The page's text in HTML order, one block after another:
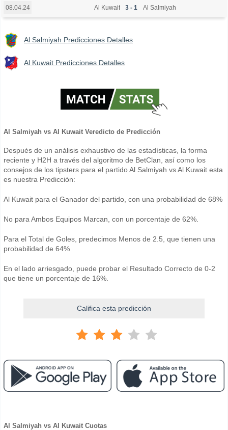
08.04.24 Al Kuwait 3 - 1 Al Salmiyah
Al Salmiyah Predicciones Detalles
Al Kuwait Predicciones Detalles
Al Salmiyah vs Al Kuwait Veredicto de Predicción
Después de un análisis exhaustivo de las estadísticas, la forma
reciente y H2H a través del algoritmo de BetClan, así como los
consejos de los tipsters para el partido Al Salmiyah vs Al Kuwait esta
es nuestra Predicción:
Al Kuwait para el Ganador del partido, con una probabilidad de 68%
No para Ambos Equipos Marcan, con un porcentaje de 62%.
Para el Total de Goles, predecimos Menos de 2.5, que tienen una
probabilidad de 64%
En el lado arriesgado, puede probar el Resultado Correcto de 0-2
que tiene un porcentaje de 16%.
Califica esta predicción
Al Salmiyah vs Al Kuwait Cuotas